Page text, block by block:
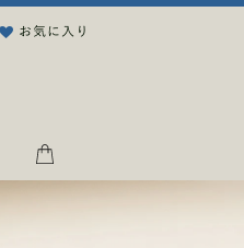
お気に入り